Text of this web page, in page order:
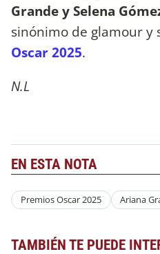
Grande y Selena
sinónimo de glamour y
Oscar 2025.
N.L
EN ESTA NOTA
Premios Oscar 2025 Ariana
TAMBIÉN TE PUEDE